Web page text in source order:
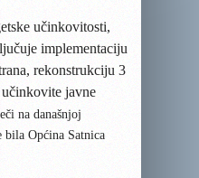
učinkovitosti,
implementaciju
rekonstrukciju 3
javne
na današnjoj
Općina Satnica